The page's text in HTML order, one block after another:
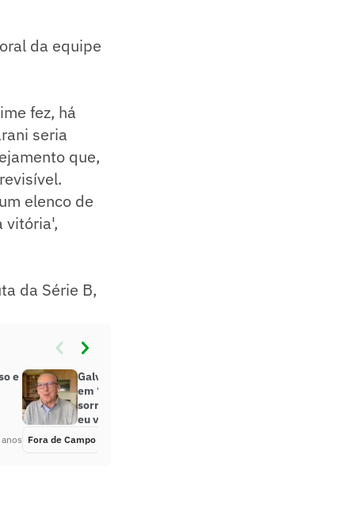
da equipe
fez, há
seria
que,
elenco de
vitória',
da Série B,
e
anos
Galvão Bueno cita Roberto Carlos
em ‘despedida’: ‘Se chorei ou se
sorri, o importante é que emoções
eu vivi’
Fora de Campo